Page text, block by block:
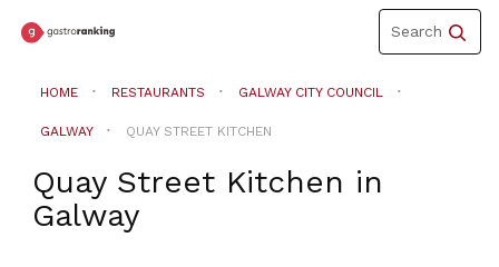
Toggle
navigation
Search
HOME RESTAURANTS GALWAY CITY COUNCIL
GALWAY QUAY STREET KITCHEN
Quay Street Kitchen in
Galway